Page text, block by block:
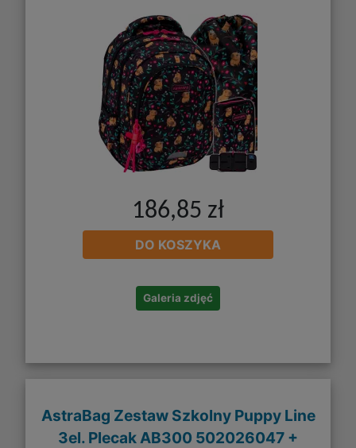
186,85 zł
DO KOSZYKA
Galeria zdjęć
AstraBag Zestaw Szkolny Puppy Line
3el. Plecak AB300 502026047 +